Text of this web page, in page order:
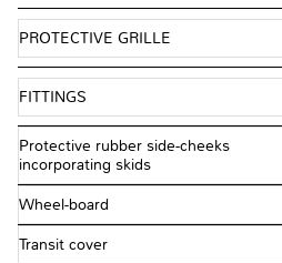
PROTECTIVE GRILLE
FITTINGS
Protective rubber side-cheeks
incorporating skids
Wheel-board
Transit cover